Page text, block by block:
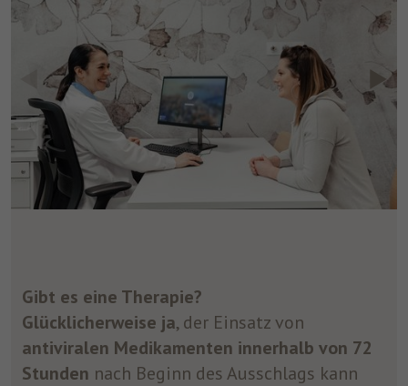
Gibt es eine Therapie?
Glücklicherweise ja, der Einsatz von
antiviralen Medikamenten innerhalb von 72
Stunden nach Beginn des Ausschlags kann